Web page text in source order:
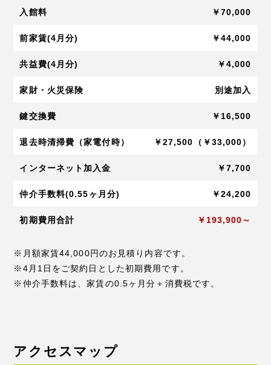
入館料 ￥70,000
前家賃(4月分) ￥44,000
共益費(4月分) ￥4,000
家財・火災保険 別途加入
鍵交換費 ￥16,500
退去時清掃費（家電付時） ￥27,500（￥33,000）
インターネット加入金 ￥7,700
仲介手数料(0.55ヶ月分) ￥24,200
初期費用合計 ￥193,900～
※月額家賃44,000円のお見積り内容です。
※4月1日をご契約日とした初期費用です。
※仲介手数料は、家賃の0.5ヶ月分＋消費税です。
アクセスマップ